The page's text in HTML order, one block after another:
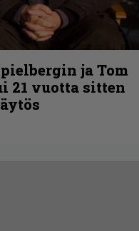
ja Tom
21 vuotta sitten